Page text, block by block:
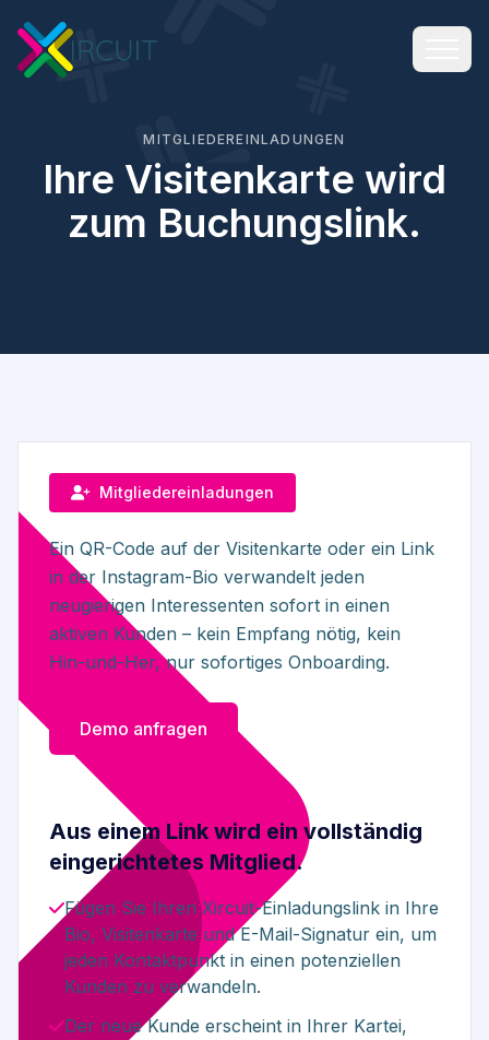
MITGLIEDEREINLADUNGEN
Ihre Visitenkarte wird
zum Buchungslink.
Mitgliedereinladungen
Ein QR-Code auf der Visitenkarte oder ein Link
in der Instagram-Bio verwandelt jeden
neugierigen Interessenten sofort in einen
aktiven Kunden – kein Empfang nötig, kein
Hin-und-Her, nur sofortiges Onboarding.
Demo anfragen
Aus einem Link wird ein vollständig
eingerichtetes Mitglied.
Fügen Sie Ihren Xircuit-Einladungslink in Ihre
Bio, Visitenkarte und E-Mail-Signatur ein, um
jeden Kontaktpunkt in einen potenziellen
Kunden zu verwandeln.
Der neue Kunde erscheint in Ihrer Kartei,